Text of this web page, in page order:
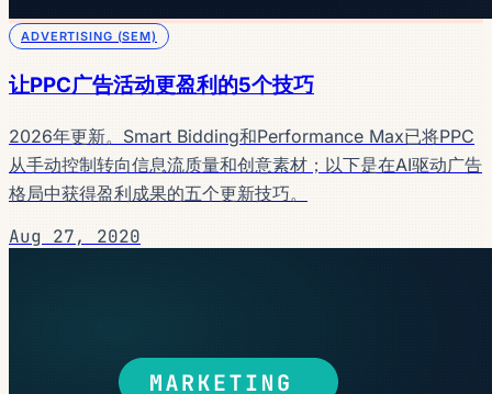
ADVERTISING (SEM)
让PPC广告活动更盈利的5个技巧
2026年更新。Smart Bidding和Performance Max已将PPC
从手动控制转向信息流质量和创意素材；以下是在AI驱动广告
格局中获得盈利成果的五个更新技巧。
Aug 27, 2020